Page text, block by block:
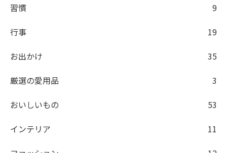
習慣
9
行事
19
お出かけ
35
厳選の愛用品
3
おいしいもの
53
インテリア
11